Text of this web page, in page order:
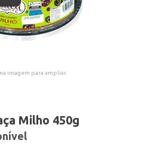
imagem para ampliar.
Milho 450g